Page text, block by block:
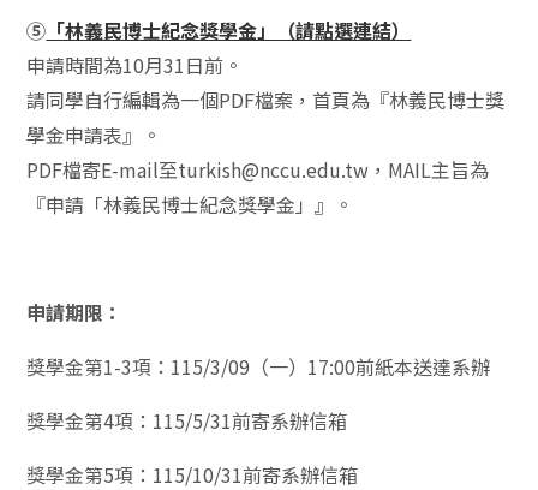
⑤ 「林義民博士紀念獎學金」（請點選連結）
申請時間為10月31日前。
請同學自行編輯為一個PDF檔案，首頁為『林義民博士獎
學金申請表』。
PDF檔寄E-mail至turkish@nccu.edu.tw，MAIL主旨為
『申請「林義民博士紀念獎學金」』。
申請期限：
獎學金第1-3項：115/3/09（一）17:00前紙本送達系辦
獎學金第4項：115/5/31前寄系辦信箱
獎學金第5項：115/10/31前寄系辦信箱